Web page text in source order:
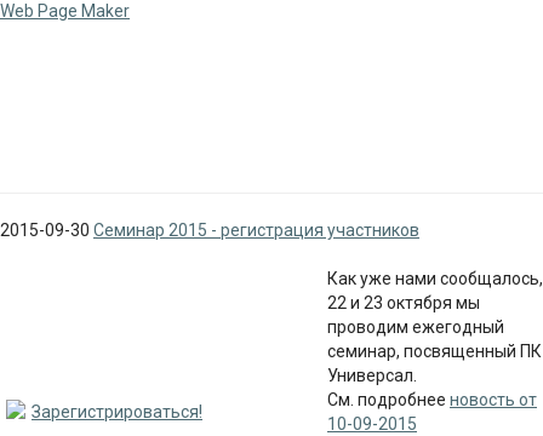
Web Page Maker
2015-09-30 Семинар 2015 - регистрация участников
Зарегистрироваться!
Как уже нами сообщалось,
22 и 23 октября мы
проводим ежегодный
семинар, посвященный ПК
Универсал.
См. подробнее новость от
10-09-2015